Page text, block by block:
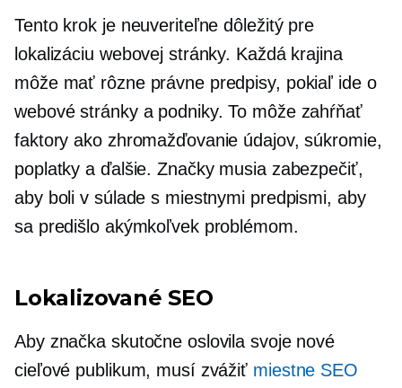
Tento krok je neuveriteľne dôležitý pre
lokalizáciu webovej stránky. Každá krajina
môže mať rôzne právne predpisy, pokiaľ ide o
webové stránky a podniky. To môže zahŕňať
faktory ako zhromažďovanie údajov, súkromie,
poplatky a ďalšie. Značky musia zabezpečiť,
aby boli v súlade s miestnymi predpismi, aby
sa predišlo akýmkoľvek problémom.
Lokalizované SEO
Aby značka skutočne oslovila svoje nové
cieľové publikum, musí zvážiť miestne SEO